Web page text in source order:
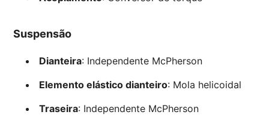
Suspensão
Dianteira: Independente McPherson
Elemento elástico dianteiro: Mola helicoidal
Traseira: Independente McPherson